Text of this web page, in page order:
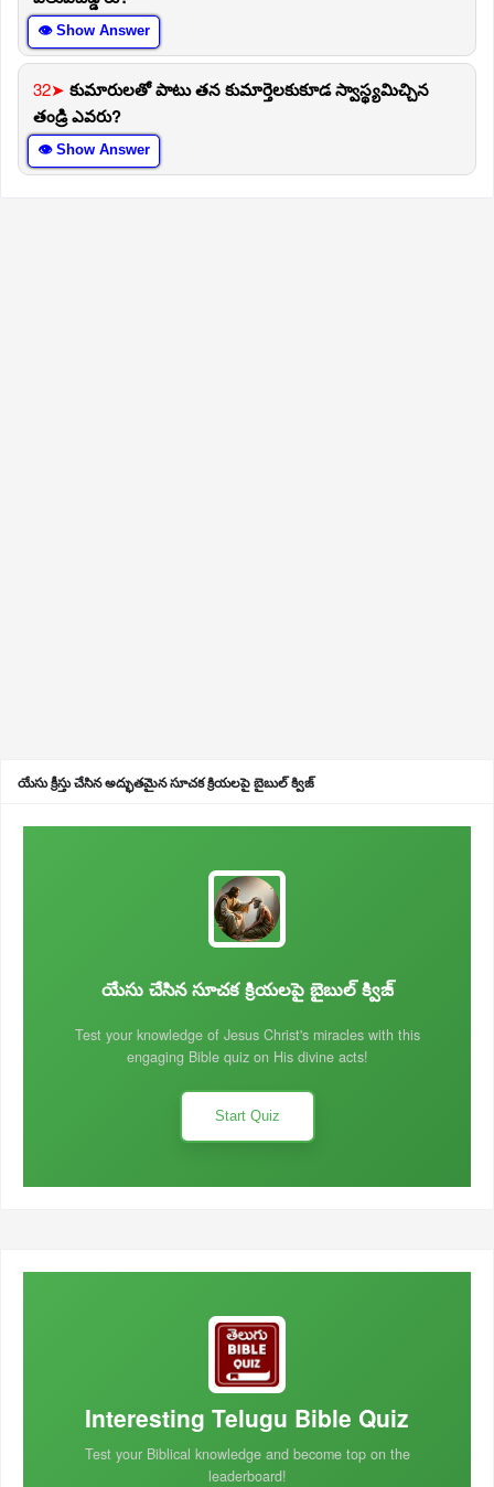
👁 Show Answer
32➤ కుమారులతో పాటు తన కుమార్తెలకుకూడ స్వాస్థ్యమిచ్చిన
తండ్రి ఎవరు?
👁 Show Answer
యేసు క్రీస్తు చేసిన అద్భుతమైన సూచక క్రియలపై బైబుల్ క్విజ్
యేసు చేసిన సూచక క్రియలపై బైబుల్ క్విజ్
Test your knowledge of Jesus Christ's miracles with this
engaging Bible quiz on His divine acts!
Start Quiz
Interesting Telugu Bible Quiz
Test your Biblical knowledge and become top on the
leaderboard!